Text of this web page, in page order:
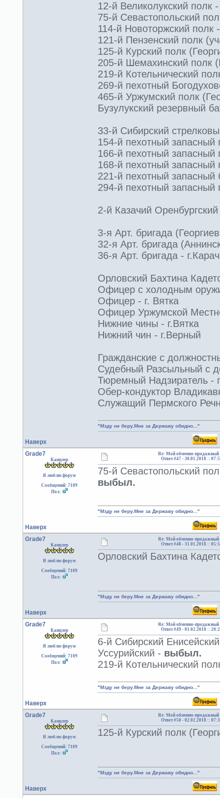
12-й Великолукский полк -
75-й Севастопольский
114-й Новоторжский полк
121-й Пензенский полк
125-й Курский полк
205-й Шемахинский полк
219-й Котельнический
269-й пехотный
465-й Уржумский полк
Бузулукский резервный
33-й Сибирский
154-й пехотный запасный
166-й пехотный запасный
168-й пехотный запасный
221-й пехотный запасный
294-й пехотный запасный
2-й Казачий
3-я Арт. бригада
32-я Арт. бригада
36-я Арт. бригада -
Орловский Бахтина
Офицер с холодным
Офицер - г. Вятка
Офицер Уржумской
Нижние чины - г.Вятка
Нижний чин - г.Верный
Гражданские с
Судебный Разсыльный с
Тюремный Надзиратель -
Обер-кондуктор
Служащий Пермского
Наверх
"Мзду не беру.Мне за Державу обидно..."
Grade7
Канцлер
Я люблю форум
Сообщений: 7109
Пол:
Re: Мой обменно-продажный
Ответ #47 - 30.01.2018 ::
75-й Севастопольский
выбыл.
Наверх
"Мзду не беру.Мне за Державу обидно..."
Grade7
Канцлер
Я люблю форум
Сообщений: 7109
Пол:
Re: Мой обменно-продажный
Ответ #48 - 31.01.2018 ::
Орловский Бахтина
Наверх
"Мзду не беру.Мне за Державу обидно..."
Grade7
Канцлер
Я люблю форум
Сообщений: 7109
Пол:
Re: Мой обменно-продажный
Ответ #49 - 01.02.2018 ::
6-й Сибирский
Уссурийский - выбыл.
219-й Котельнический
Наверх
"Мзду не беру.Мне за Державу обидно..."
Grade7
Канцлер
Я люблю форум
Сообщений: 7109
Пол:
Re: Мой обменно-продажный
Ответ #50 - 02.02.2018 ::
125-й Курский полк
Наверх
"Мзду не беру.Мне за Державу обидно..."